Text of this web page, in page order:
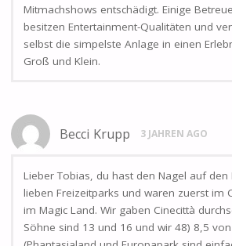
Mitmachshows entschädigt. Einige
besitzen Entertainment-Qualitäten und
selbst die simpelste Anlage in einen
Groß und Klein.
Becci Krupp 3 JAHREN AGO
Lieber Tobias, du hast den Nagel auf
lieben Freizeitparks und waren zuerst im
im Magic Land. Wir gaben Cinecittà
Söhne sind 13 und 16 und wir 48) 8,5